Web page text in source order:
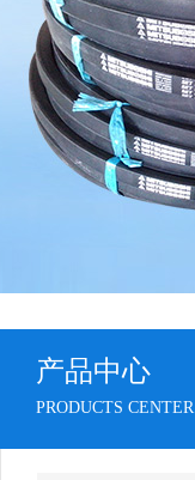
产品中心
PRODUCTS CENTER